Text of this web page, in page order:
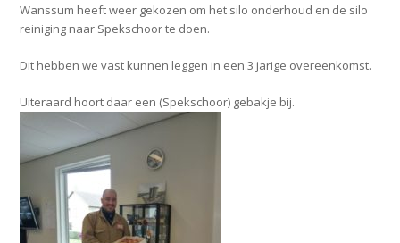
Wanssum heeft weer gekozen om het silo onderhoud en de silo
reiniging naar Spekschoor te doen.
Dit hebben we vast kunnen leggen in een 3 jarige overeenkomst.
Uiteraard hoort daar een (Spekschoor) gebakje bij.